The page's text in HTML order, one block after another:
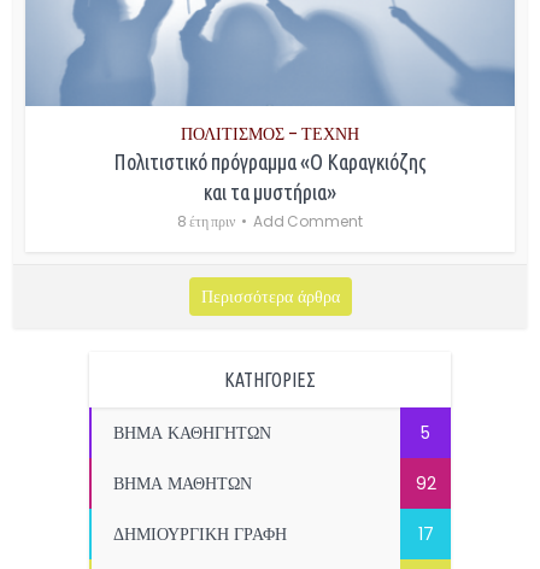
ΠΟΛΙΤΙΣΜΟΣ - ΤΕΧΝΗ
Πολιτιστικό πρόγραμμα «Ο Καραγκιόζης
και τα μυστήρια»
8 έτη πριν Add Comment
Περισσότερα άρθρα
ΚΑΤΗΓΟΡΙΕΣ
ΒΗΜΑ ΚΑΘΗΓΗΤΩΝ 5
ΒΗΜΑ ΜΑΘΗΤΩΝ 92
ΔΗΜΙΟΥΡΓΙΚΗ ΓΡΑΦΗ 17